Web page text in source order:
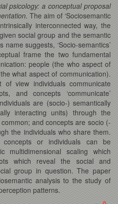
psicology: a conceptual proposal
The aim of ‘Sociosemantic
interconnected way, the
social group and the semantic
suggests, ‘Socio-semantics’
frame the two fundamental
people (the who aspect of
what aspect of communication).
view individuals communicate
and concepts ‘communicate’
are (socio-) semantically
interacting units) through the
and concepts are socio (-
the individuals who share them.
concepts or individuals can be
multidimensional scaling which
which reveal the social and
group in question. The paper
analysis to the study of
patterns.